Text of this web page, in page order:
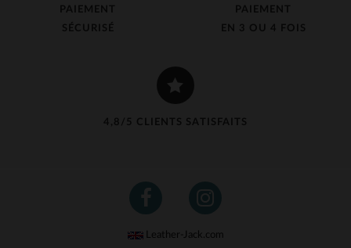
PAIEMENT
SÉCURISÉ
PAIEMENT
EN 3 OU 4 FOIS
4,8/5 CLIENTS SATISFAITS
Leather-Jack.com